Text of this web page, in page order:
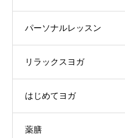
パーソナルレッスン
リラックスヨガ
はじめてヨガ
薬膳